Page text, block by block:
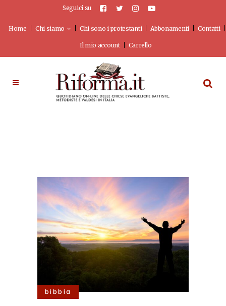
Seguici su
Home Chi siamo Chi sono i protestanti Abbonamenti Contatti
Il mio account Carrello
bibbia